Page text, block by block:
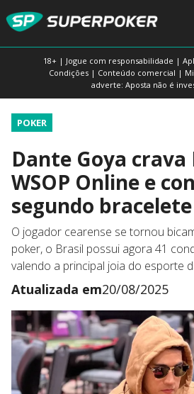
18+ | Jogue com responsabilidade |
Condições | Conteúdo comercial |
adverte: Aposta não é
POKER
Dante Goya crava
WSOP Online e
segundo
O jogador cearense se tornou
poker, o Brasil possui agora 41
valendo a principal joia do esporte
Atualizada em20/08/2025